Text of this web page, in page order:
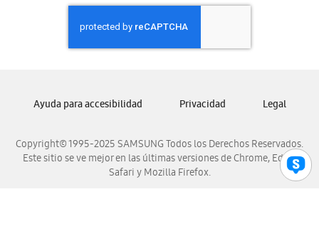
Samsung Honduras
Samsung Nicaragua
Samsung Panamá
Samsung Venezuela
Copyright© 1995-2025 SAMSUNG Todos los Derechos Reservados.
Este sitio se ve mejor en las últimas versiones de Chrome, Edge,
Safari y Mozilla Firefox.
Ayuda para accesibilidad Privacidad Legal